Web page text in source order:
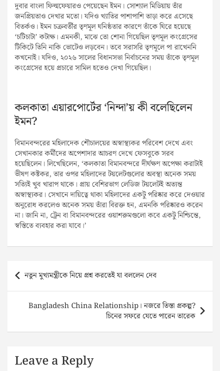
দুবার বাংলা ফিল্মফেয়ারও পেয়েছেন ইমন। সোশ্যাল মিডিয়ায় তাঁর
জনপ্রিয়তাও দেখার মতো। যদিও খ্যাতির পাশাপাশি তাড়া করে এসেছে
বিতর্কও। ইমন চক্রবর্তীর তৃণমূল ঘনিষ্ঠতার কারণে তাঁকে ঘিরে হয়েছে
‘চটিচাটা’ কটাক্ষ। এমনকী, মাঝে তো শোনা গিয়েছিল তৃণমূল কংগ্রেসের
টিকিটে তিনি নাকি ভোটেও লড়বেন। তবে সরাসরি তৃণমূলে পা রাখেননি
কখনোই। যদিও, ২০২৬ সালের বিধানসভা নির্বাচনের সময় তাঁকে তৃণমূল
কংগ্রেসের হয়ে প্রচারে সামিল হতেও দেখা গিয়েছিল।
কলকাতা এয়ারপোর্টের ‘নিন্দা’য় কী বলেছিলেন
ইমন?
বিমানবন্দরের মহিলাদেক শৌচালয়ের অস্বাস্থ্যকর পরিবেশ দেখে এবং
সেখানকার কর্মীদের অপেশাদার আচরণ দেখে ফেসবুকে সরব
হয়েছিলেন। লিখেছিলেন, ‘কলকাতা বিমানবন্দরে দীর্ঘক্ষণ অপেক্ষা করাটাই
ভীষণ কষ্টকর, তার ওপর মহিলাদের টয়লেটগুলোর অবস্থা অনেক সময়
সত্যিই খুব খারাপ থাকে। প্রায় বেশিরভাগ লেডিজ টয়লেটই অত্যন্ত
অস্বাস্থ্যকর। সেখানে দায়িত্বে থাকা মহিলাদের একটু পরিষ্কার করে দেওয়ার
অনুরোধ করলেও অনেক সময় তাঁরা বিরক্ত হন, এমনকি পরিষ্কারও করেন
না। জানি না, ট্রেন বা বিমানবন্দরের ওয়াশরুমগুলো কবে একটু নিশ্চিন্তে,
স্বস্তিতে ব্যবহার করা যাবে।’
Post
navigation
নতুন মুখ্যমন্ত্রীকে নিয়ে প্রশ্ন করতেই যা বললেন দেব
Bangladesh China Relationship। নজরে তিস্তা প্রকল্প?
চিনের সফরে যেতে পারেন তারেক
Leave a Reply